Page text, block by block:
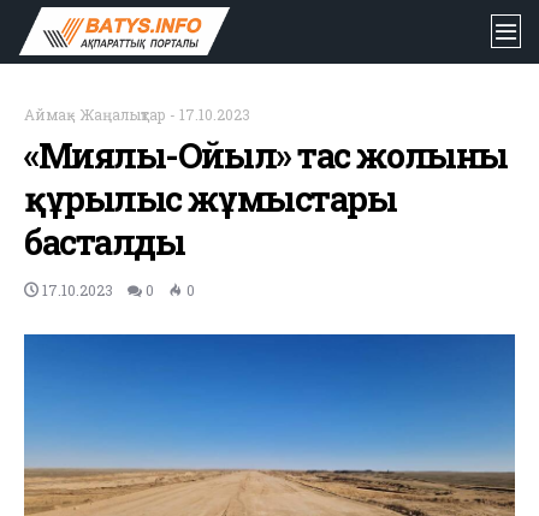
Аймақ- Жаңалықтар - 17.10.2023
«Миялы-Ойыл» тас жолының
құрылыс жұмыстары
басталды
17.10.2023 0 0